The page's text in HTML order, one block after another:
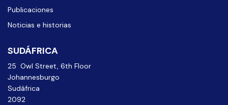
Publicaciones
Noticias e historias
SUDÁFRICA
25 Owl Street, 6th Floor
Johannesburgo
Sudáfrica
2092